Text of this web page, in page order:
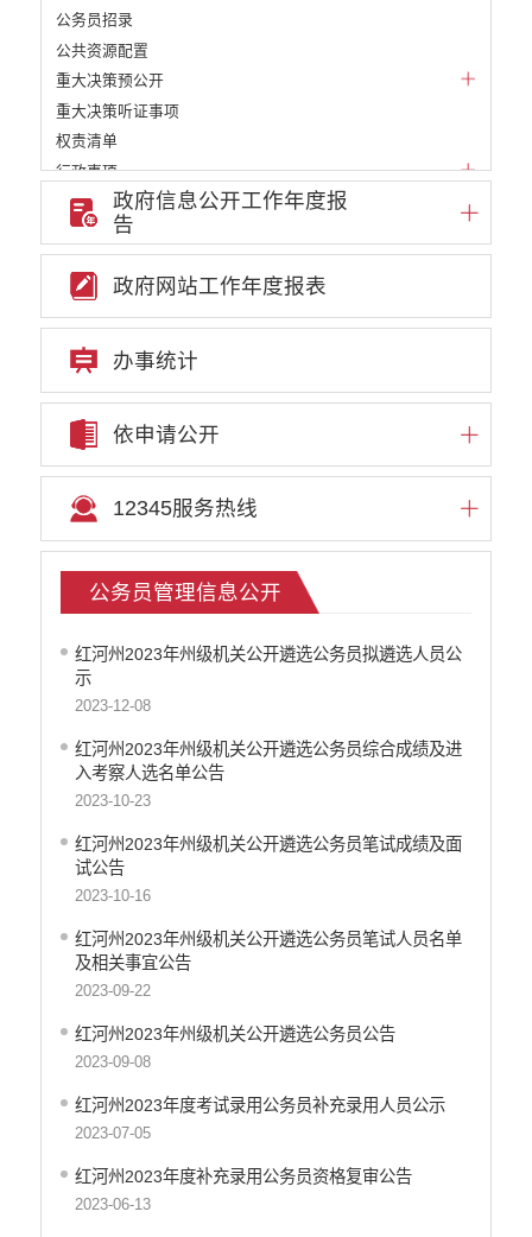
公务员招录
公共资源配置
重大决策预公开
重大决策听证事项
权责清单
行政事项
部门信息公开基本目录
重大项目
审批改革信息公开
教育信息公开
民政信息公开
自然资源信息公开
住房保障信息公开
文化机构信息公开
医疗卫生机构信息公开
市场监督管理信息公开
公共资源交易信息公开
应急管理信息公开
国有土地房屋征收补偿信息公开
科技管理和项目经费信息公开
旅游市场秩序和服务质量信息公开
乡村振兴工作信息公开
推进户籍和出入境管理服务公开
不动产登记信息公开
公务员管理信息公开
红河州网上新闻发布厅
政府信息公开工作年度报
告
政府网站工作年度报表
办事统计
依申请公开
12345服务热线
公务员管理信息公开
红河州2023年州级机关公开遴选公务员拟遴选人员公
示
2023-12-08
红河州2023年州级机关公开遴选公务员综合成绩及进
入考察人选名单公告
2023-10-23
红河州2023年州级机关公开遴选公务员笔试成绩及面
试公告
2023-10-16
红河州2023年州级机关公开遴选公务员笔试人员名单
及相关事宜公告
2023-09-22
红河州2023年州级机关公开遴选公务员公告
2023-09-08
红河州2023年度考试录用公务员补充录用人员公示
2023-07-05
红河州2023年度补充录用公务员资格复审公告
2023-06-13